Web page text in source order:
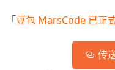
「豆包 MarsCode 已正
传